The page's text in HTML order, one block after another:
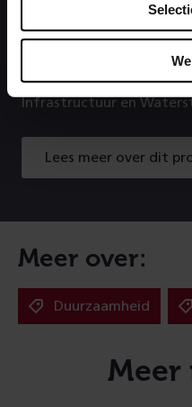
ProRail verlaagt vanuit
doen we in opdracht
Infrastructuur en
Lees meer over dit
Lees
meer
programma
Meer over:
Duurzaamheid
Meer